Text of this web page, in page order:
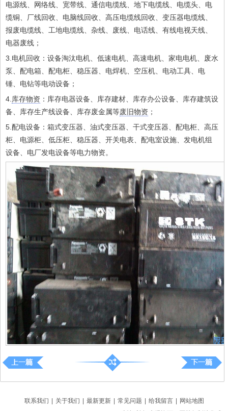
电源线、网络线、宽带线、通信电缆线、地下电缆线、电缆头、电
缆铜、厂线回收、电脑线回收、高压电缆线回收、变压器电缆线、
报废电缆线、工地电缆线、杂线、废线、电话线、有线电视天线、
电器废线；
3.电机回收：设备淘汰电机、低速电机、高速电机、家电电机、废水
泵、配电箱、配电柜、稳压器、电焊机、空压机、电动工具、电
锤、电钻等电动设备；
4. 库存物资 ：库存电器设备、库存建材、库存办公设备、库存建筑设
备、库存生产线设备、库存废金属等废旧物资 ；
5.配电设备：箱式变压器、油式变压器、干式变压器、配电柜、高压
柜、电源柜、低压柜、稳压器、开关电表、配电室设施、发电机组
设备、电厂发电设备等电力物资。
联系我们 关于我们 最新更新 常见问题 给我留言
网站地图